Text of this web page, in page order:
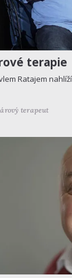
terapie
Ratajem
terapeut